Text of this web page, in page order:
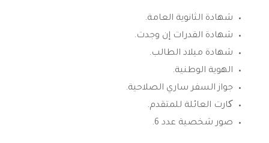
شهادة الثانوية العامة.
شهادة القدرات إن وجدت.
شهادة ميلاد الطالب.
الهوية الوطنية.
جواز السفر ساري الصلاحية.
کارت العائلة للمتقدم.
صور شخصية عدد 6.